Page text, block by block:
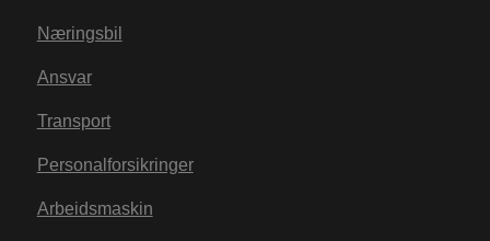
Næringsbil
Ansvar
Transport
Personalforsikringer
Arbeidsmaskin